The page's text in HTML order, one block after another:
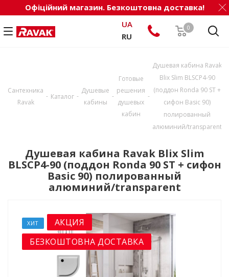
Офіційний магазин. Безкоштовна доставка!
0
UA
RU
Сантехника
Ravak
- Каталог -
Душевые
кабины
-
Готовые
решения
душевых
кабин
-
Душевая кабина Ravak
Blix Slim BLSCP4-90
(поддон Ronda 90 ST +
сифон Basic 90)
полированный
алюминий/transparent
Душевая кабина Ravak Blix Slim
BLSCP4-90 (поддон Ronda 90 ST + сифон
Basic 90) полированный
алюминий/transparent
ХИТ
АКЦИЯ
БЕЗКОШТОВНА ДОСТАВКА